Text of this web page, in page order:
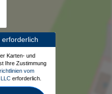
Karten- und
Ihre Zustimmung
vom
erforderlich.